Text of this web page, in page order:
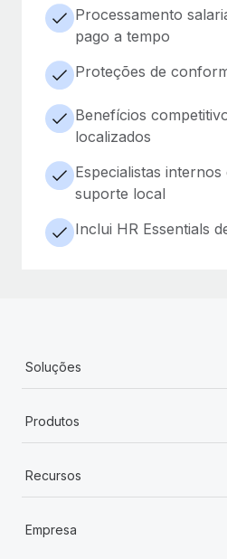
Processamento
pago a tempo
Proteções de
Benefícios
localizados
Especialistas
suporte local
Inclui HR Essentials
Soluções
Produtos
Recursos
Empresa